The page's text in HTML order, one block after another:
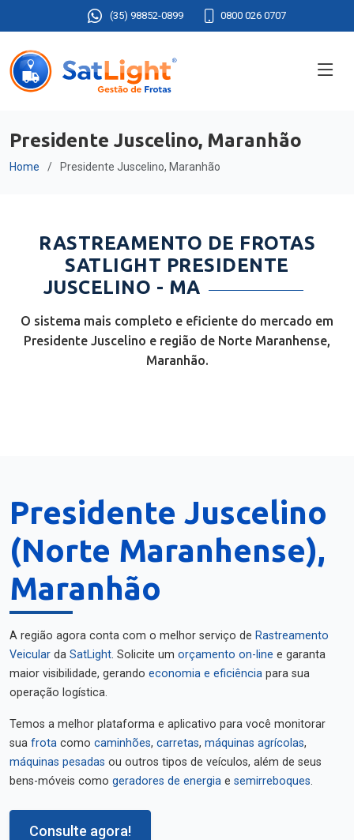
(35) 98852-0899 0800 026 0707
Presidente Juscelino, Maranhão
Home Presidente Juscelino, Maranhão
RASTREAMENTO DE FROTAS
SATLIGHT PRESIDENTE
JUSCELINO - MA
O sistema mais completo e eficiente do mercado em
Presidente Juscelino e região de Norte Maranhense,
Maranhão.
Presidente Juscelino
(Norte Maranhense),
Maranhão
A região agora conta com o melhor serviço de Rastreamento
Veicular da SatLight. Solicite um orçamento on-line e garanta
maior visibilidade, gerando economia e eficiência para sua
operação logística.
Temos a melhor plataforma e aplicativo para você monitorar
sua frota como caminhões, carretas, máquinas agrícolas,
máquinas pesadas ou outros tipos de veículos, além de seus
bens-móveis como geradores de energia e semirreboques.
Consulte agora!